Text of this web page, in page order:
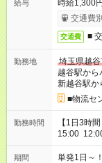
給与
時給1,300
交通費
交通費 ■
勤務地
埼玉県越
越谷駅から
新越谷駅か
■物流セ
勤務時間
【1日3時間～も相談OK!
15:00 12:00～
お気軽にご
期間
単発1日～